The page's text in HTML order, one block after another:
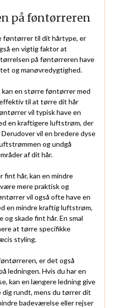
på føntørreren
føntørrer til dit hårtype, er
en vigtig faktor at
på føntørreren have
og manøvredygtighed.
kan en større føntørrer med
til at tørre dit hår
vil typisk have en
en kraftigere luftstrøm, der
vil en bredere dyse
og undgå
af dit hår.
fint hår, kan en mindre
mere praktisk og
vil også ofte have en
en mindre kraftig luftstrøm,
og skade fint hår. En smal
at tørre specifikke
styling.
er det også
ledningen. Hvis du har en
kan en længere ledning give
rundt, mens du tørrer dit
badeværelse eller rejser